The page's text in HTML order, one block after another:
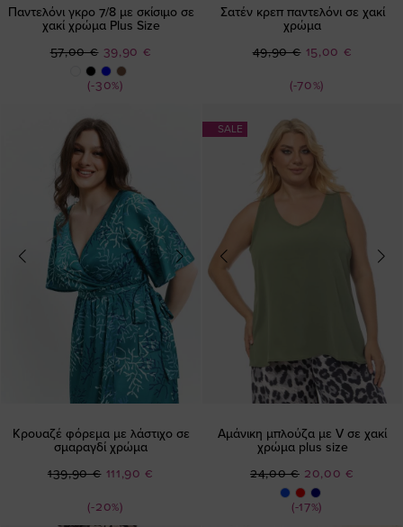
Παντελόνι γκρο 7/8 με σκίσιμο σε
χακί χρώμα Plus Size
(-30%)
Ειδική
Τιμή
39,90 €
57,00 €
Σατέν κρεπ παντελόνι σε χακί
χρώμα
(-70%)
Ειδική
15,00 €
49,90 €
Κρουαζέ φόρεμα με λάστιχο σε
σμαραγδί χρώμα
(-20%)
Ειδική
111,90 €
139,90 €
SALE
Αμάνικη μπλούζα με V σε χακί
χρώμα plus size
(-17%)
Ειδική
Τιμή
20,00 €
24,00 €